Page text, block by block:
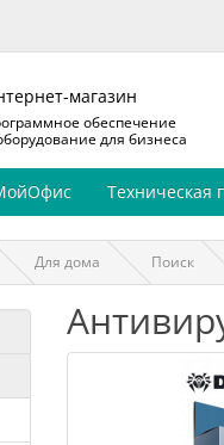
магазин
обеспечение
для бизнеса
Техническая
Для дома Поиск